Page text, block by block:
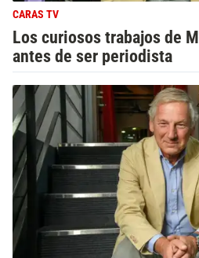
CARAS TV
Los curiosos trabajos de
antes de ser periodista